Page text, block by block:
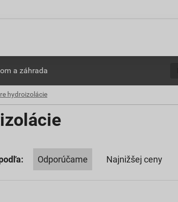
a záhrada
hydroizolácie
Odporúčame Najnižšej ceny